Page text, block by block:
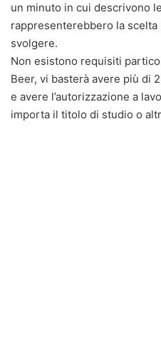
un minuto in cui descrivono
rappresenterebbero la
svolgere.
Non esistono requisiti
Beer, vi basterà avere più di
e avere l’autorizzazione a
importa il titolo di studio o